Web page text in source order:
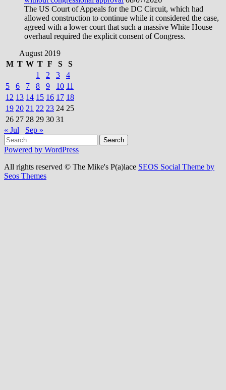
The US Court of Appeals for the DC Circuit, which had
allowed construction to continue while it considered the case,
agreed with a lower court that such a massive White House
overhaul required the explicit consent of Congress.
August 2019
M T W T F S
S
1
2 3
4
5
6 7 8 9 10 11
12 13 14 15 16 17 18
19 20 21 22 23 24 25
26 27 28 29 30 31
« Jul
Sep »
Search
for:
Powered by WordPress
All rights reserved © The Mike's P(a)lace SEOS Social Theme by
Seos Themes